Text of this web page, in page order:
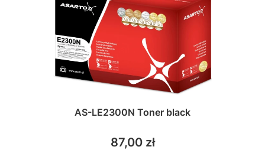
AS-LE2300N Toner black
87,00 zł